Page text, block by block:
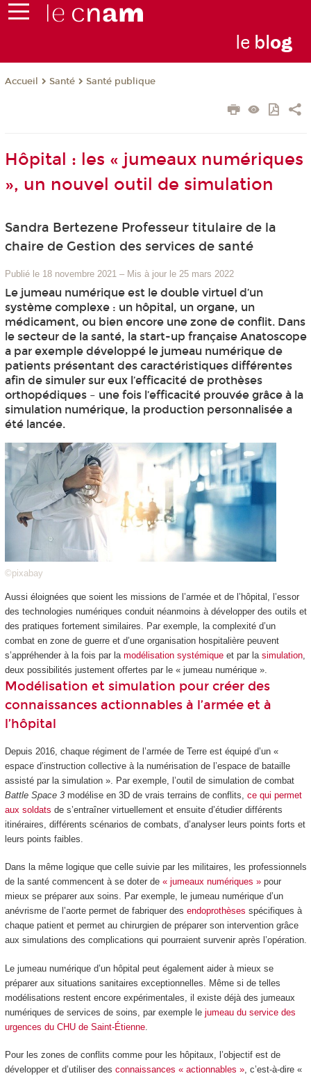
le blog
Accueil Santé Santé publique
Hôpital : les « jumeaux numériques
», un nouvel outil de simulation
Sandra Bertezene Professeur titulaire de la
chaire de Gestion des services de santé
Publié le 18 novembre 2021 – Mis à jour le 25 mars 2022
Le jumeau numérique est le double virtuel d’un
système complexe : un hôpital, un organe, un
médicament, ou bien encore une zone de conflit. Dans
le secteur de la santé, la start-up française Anatoscope
a par exemple développé le jumeau numérique de
patients présentant des caractéristiques différentes
afin de simuler sur eux l’efficacité de prothèses
orthopédiques – une fois l’efficacité prouvée grâce à la
simulation numérique, la production personnalisée a
été lancée.
©pixabay
Aussi éloignées que soient les missions de l’armée et de l’hôpital, l’essor
des technologies numériques conduit néanmoins à développer des outils et
des pratiques fortement similaires. Par exemple, la complexité d’un
combat en zone de guerre et d’une organisation hospitalière peuvent
s’appréhender à la fois par la modélisation systémiqueet par la simulation,
deux possibilités justement offertes par le « jumeau numérique ».
Modélisation et simulation pour créer des
connaissances actionnables à l’armée et à
l’hôpital
Depuis 2016, chaque régiment de l’armée de Terre est équipé d’un «
espace d’instruction collective à la numérisation de l’espace de bataille
assisté par la simulation ». Par exemple, l’outil de simulation de combat
Battle Space 3modélise en 3D de vrais terrains de conflits, ce qui permet
aux soldats de s’entraîner virtuellement et ensuite d’étudier différents
itinéraires, différents scénarios de combats, d’analyser leurs points forts et
leurs points faibles.
Dans la même logique que celle suivie par les militaires, les professionnels
de la santé commencent à se doter de « jumeaux numériques »pour
mieux se préparer aux soins. Par exemple, le jumeau numérique d’un
anévrisme de l’aorte permet de fabriquer des endoprothèses spécifiques à
chaque patient et permet au chirurgien de préparer son intervention grâce
aux simulations des complications qui pourraient survenir après l’opération.
Le jumeau numérique d’un hôpital peut également aider à mieux se
préparer aux situations sanitaires exceptionnelles. Même si de telles
modélisations restent encore expérimentales, il existe déjà des jumeaux
numériques de services de soins, par exemple le jumeau du service des
urgences du CHU de Saint-Étienne.
Pour les zones de conflits comme pour les hôpitaux, l’objectif est de
développer et d’utiliser des connaissances « actionnables », c’est-à-dire «